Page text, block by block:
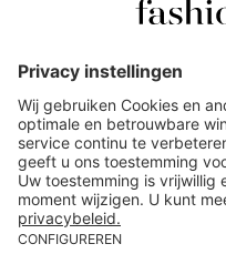
inwisselbaar op
fashionette.nl/selected-
artikel 9 van de algemene
Bepaalde merken en
Kredietwaardigheid nodig.
verzendkosten. De
hebben geen van de